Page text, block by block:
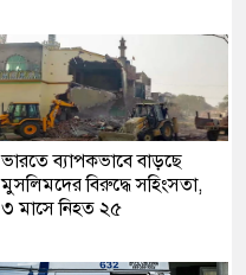
ভারতে ব্যাপকভাবে বাড়ছে
মুসলিমদের বিরুদ্ধে সহিংসতা,
৩ মাসে নিহত ২৫